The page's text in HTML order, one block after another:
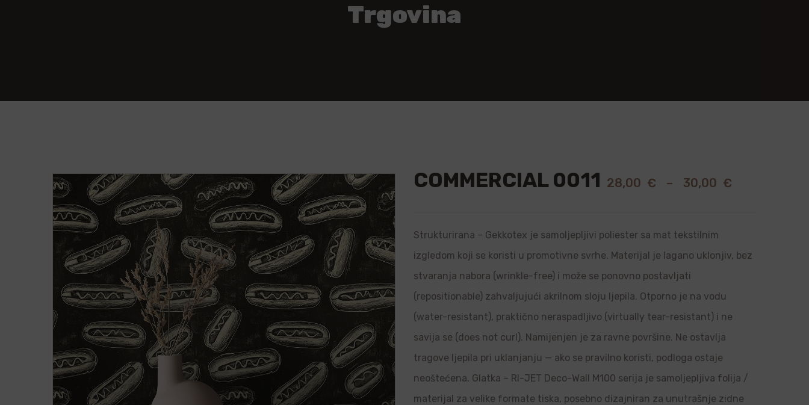
Trgovina
🔍
COMMERCIAL 0011 28,00 € – 30,00 €
Strukturirana – Gekkotex je samoljepljivi poliester sa mat tekstilnim
izgledom koji se koristi u promotivne svrhe. Materijal je lagano uklonjiv, bez
stvaranja nabora (wrinkle-free) i može se ponovno postavljati
(repositionable) zahvaljujući akrilnom sloju ljepila. Otporno je na vodu
(water-resistant), praktično neraspadljivo (virtually tear-resistant) i ne
savija se (does not curl). Namijenjen je za ravne površine. Ne ostavlja
tragove ljepila pri uklanjanju — ako se pravilno koristi, podloga ostaje
neoštećena. Glatka – RI-JET Deco-Wall M100 serija je samoljepljiva folija /
materijal za velike formate tiska, posebno dizajniran za unutrašnje zidne